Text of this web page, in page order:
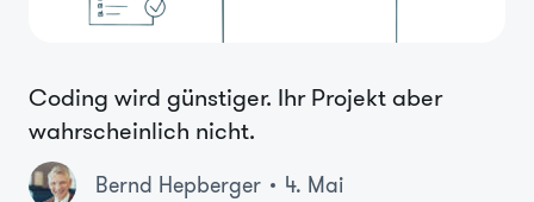
Coding wird günstiger. Ihr Projekt aber
wahrscheinlich nicht.
Bernd Hepberger 4. Mai